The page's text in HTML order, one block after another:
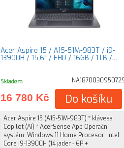
Acer Aspire 15 / A15-51M-983T / i9-
13900H / 15,6" / FHD / 16GB / 1TB /…
Skladem
16 780 Kč Do košíku
Acer Aspire 15 (A15-51M-983T) * klávesa
Copilot (AI) * AcerSense App Operační
systém: Windows 11 Home Procesor: Intel
Core i9-13900H (14 jader - 6P +